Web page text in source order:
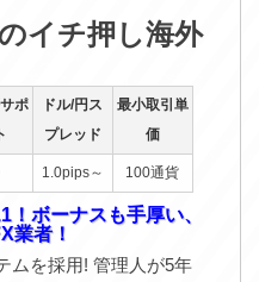
イチ押し海外
ポ
ドル/円ス
プレッド
最小取引単
価
1.0pips～ 100通貨
！ボーナスも手厚い、
業者！
ムを採用! 管理人が5年